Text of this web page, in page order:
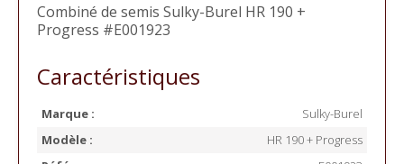
Combiné de semis Sulky-Burel HR 190 +
Progress #E001923
Caractéristiques
Marque :
Sulky-Burel
Modèle :
HR 190 + Progress